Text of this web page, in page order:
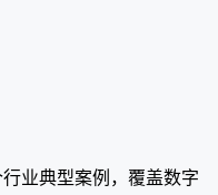
业典型案例，覆盖数字